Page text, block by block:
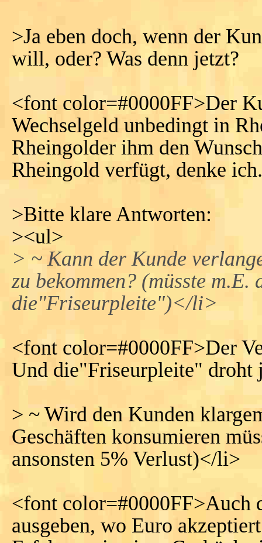
>Ja eben doch, wenn der
will, oder? Was denn jetzt?
<font color=#0000FF>Der
Wechselgeld unbedingt in
Rheingolder ihm den
Rheingold verfügt, denke
>Bitte klare Antworten:
><ul>
> ~ Kann der Kunde
zu bekommen? (müsste m.E.
die"Friseurpleite")</li>
<font color=#0000FF>Der
Und die"Friseurpleite" droht
> ~ Wird den Kunden
Geschäften konsumieren
ansonsten 5% Verlust)</li>
<font color=#0000FF>Auch
ausgeben, wo Euro